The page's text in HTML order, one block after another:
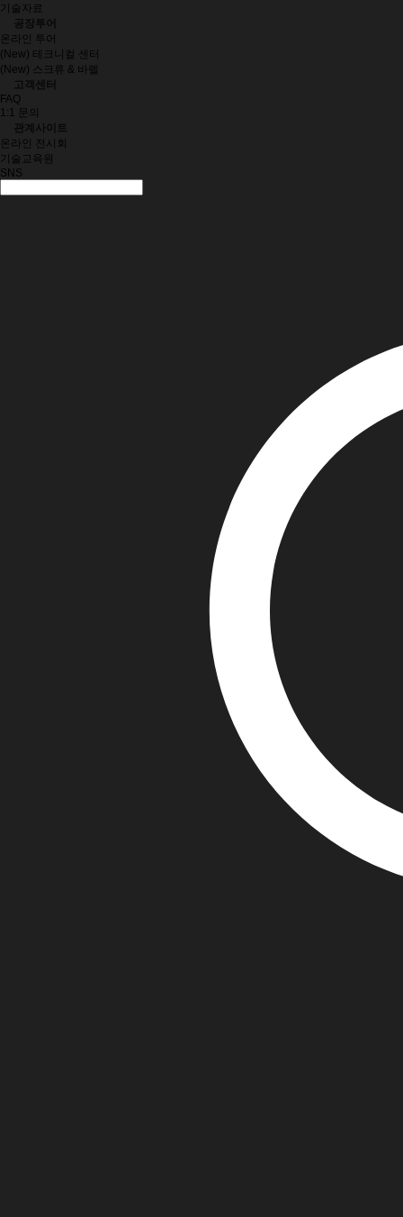
기술자료
공장투어
온라인 투어
(New) 테크니컬 센터
(New) 스크류 & 바렐
고객센터
FAQ
1:1 문의
관계사이트
온라인 전시회
기술교육원
SNS